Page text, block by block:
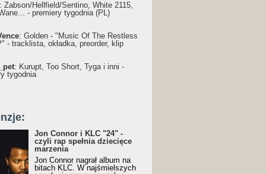
: Żabson/Hellfield/Sentino, White 2115,
- premiery tygodnia (PL)
: Golden - "Music Of The Restless
- tracklista, okładka, preorder, klip
: Kurupt, Too Short, Tyga i inni -
tygodnia
Jon Connor i KLC "24" -
czyli rap spełnia dziecięce
marzenia
Jon Connor nagrał album na
bitach KLC. W najśmielszych